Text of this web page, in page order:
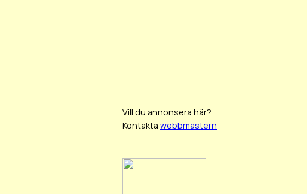
Vill du annonsera här?
Kontakta webbmastern